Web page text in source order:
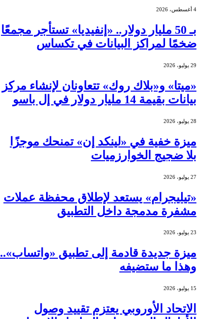
4 أغسطس، 2026
بـ 50 مليار دولار.. «إنفيديا» تستأجر مجمعًا
ضخمًا لمراكز البيانات في تكساس
29 يوليو، 2026
«ميتا» و«بلاك روك» تتعاونان لإنشاء مركز
بيانات بقيمة 14 مليار دولار في إل باسو
28 يوليو، 2026
ميزة خفية في «لينكد إن» تمنحك موجزًا
بلا ضجيج الخوارزميات
27 يوليو، 2026
«تيليجرام» يستعد لإطلاق محفظة عملات
مشفرة مدمجة داخل التطبيق
23 يوليو، 2026
ميزة جديدة قادمة إلى تطبيق «واتساب»..
وهذا ما ستضيفه
15 يوليو، 2026
الاتحاد الأوروبي يعتزم تقييد وصول